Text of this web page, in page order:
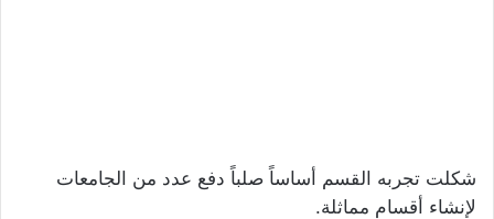
شكلت تجربه القسم أساساً صلباً دفع عدد من الجامعات
لإنشاء أقسام مماثلة.